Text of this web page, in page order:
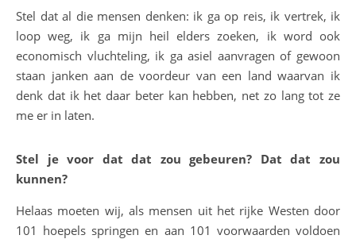
Stel dat al die mensen denken: ik ga op reis, ik vertrek, ik
loop weg, ik ga mijn heil elders zoeken, ik word ook
economisch vluchteling, ik ga asiel aanvragen of gewoon
staan janken aan de voordeur van een land waarvan ik
denk dat ik het daar beter kan hebben, net zo lang tot ze
me er in laten.
Stel je voor dat dat zou gebeuren? Dat dat zou
kunnen?
Helaas moeten wij, als mensen uit het rijke Westen door
101 hoepels springen en aan 101 voorwaarden voldoen